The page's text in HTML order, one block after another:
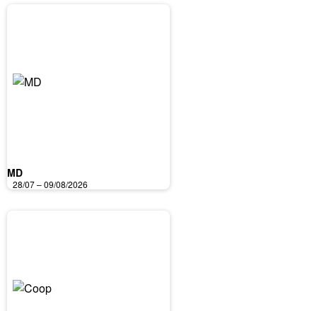
MD
28/07 – 09/08/2026